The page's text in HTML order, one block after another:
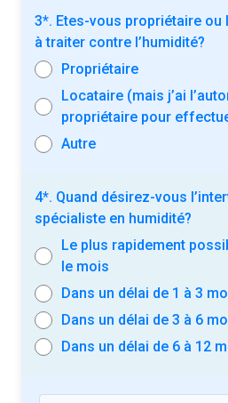
3*. Etes-vous propriétaire ou
à traiter contre l’humidité?
Propriétaire
Locataire (mais j’ai
propriétaire pour
Autre
4*. Quand désirez-vous
spécialiste en humidité?
Le plus rapidement
le mois
Dans un délai de 1 à 3
Dans un délai de 3 à 6
Dans un délai de 6 à 12